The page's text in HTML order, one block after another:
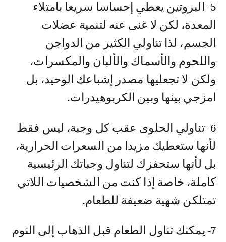
5- البروتين يعطي إحساسا سريعا بامتلاء
المعدة، لكن لا غنى عنه لتنمية عضلات
الجسم، لذا تناولي الكثير من الدواجن
واللحوم والأسماك والألبان والمكسرات،
ولكن لا تجعليها مصدر إشباعك الوحيد، بل
امزجي بينها وبين الكربوهيدرات.
6- تناولي الحلوى عقب كل وجبة، ليس فقط
لأنها ستعطيك مزيدا من السعرات الحرارية،
بل لأنها ستحفزك لتناول وجباتك الرئيسية
كاملة، خاصة إذا كنت من الشخصيات اللاتي
تمتلكن شهية ضعيفة للطعام.
7- يمكنك تناول الطعام قبل الذهاب إلى النوم